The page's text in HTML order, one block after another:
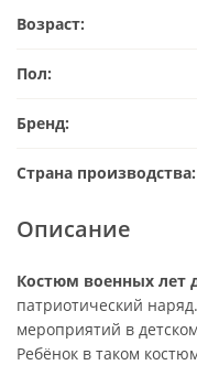
Возраст:
Пол:
Бренд:
Страна производства:
Описание
Костюм военных лет
патриотический
мероприятий в
Ребёнок в таком